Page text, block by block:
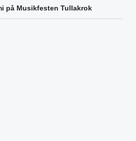
på Musikfesten Tullakrok